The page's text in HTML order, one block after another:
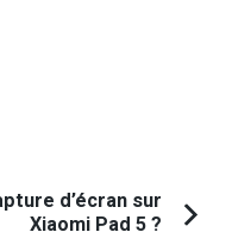
d’écran sur
Xiaomi Pad 5 ?